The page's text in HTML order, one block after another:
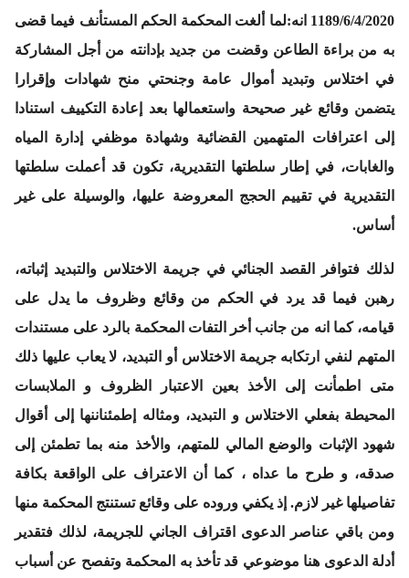
1189/6/4/2020 انه:
لما ألغت المحكمة الحكم المستأنف فيما قضى
به من براءة الطاعن وقضت من جديد بإدانته من أجل المشاركة
في اختلاس وتبديد أموال عامة وجنحتي منح شهادات وإقرارا
يتضمن وقائع غير صحيحة واستعمالها بعد إعادة التكييف استنادا
إلى اعترافات المتهمين القضائية وشهادة موظفي إدارة المياه
والغابات، في إطار سلطتها التقديرية، تكون قد أعملت سلطتها
التقديرية في تقييم الحجج المعروضة عليها، والوسيلة على غير
أساس.
لذلك فتوافر القصد الجنائي في جريمة الاختلاس والتبديد إثباته،
رهبن فيما قد يرد في الحكم من وقائع وظروف ما يدل على
قيامه، كما انه من جانب أخر التفات المحكمة بالرد على مستندات
المتهم لنفي ارتكابه جريمة الاختلاس أو التبديد، لا يعاب عليها ذلك
متى اطمأنت إلى الأخذ بعين الاعتبار الظروف و الملابسات
المحيطة بفعلي الاختلاس و التبديد، ومثاله إطمئناننها إلى أقوال
شهود الإثبات والوضع المالي للمتهم، والأخذ منه بما تطمئن إلى
صدقه، و طرح ما عداه ، كما أن الاعتراف على الواقعة بكافة
تفاصيلها غير لازم. إذ يكفي وروده على وقائع تستنتج المحكمة منها
ومن باقي عناصر الدعوى اقتراف الجاني للجريمة، لذلك فتقدير
أدلة الدعوى هنا موضوعي قد تأخذ به المحكمة وتفصح عن أسباب